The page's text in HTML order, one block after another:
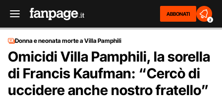
ABBONATI
2
Donna e neonata morte a Villa Pamphili
Omicidi Villa Pamphili, la sorella
di Francis Kaufman: “Cercò di
uccidere anche nostro fratello”